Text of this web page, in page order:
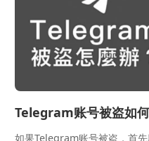
Telegram账号被盗如
如果Telegram账号被盗，首